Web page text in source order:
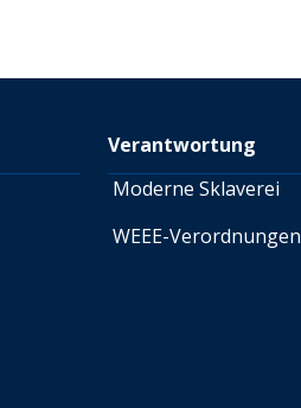
Verantwortung
Moderne Sklaverei
WEEE-Verordnungen